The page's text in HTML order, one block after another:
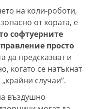
на коли-роботи,
от хората, е
софтуерните
просто
да предсказват и
когато се натъкнат
случаи“.
въздушно